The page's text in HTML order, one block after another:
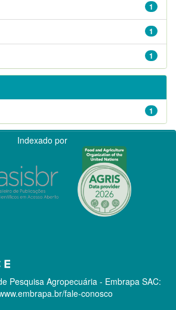
1
1
1
1
Indexado por
Pesquisa Agropecuária - Embrapa SAC:
fale-conosco